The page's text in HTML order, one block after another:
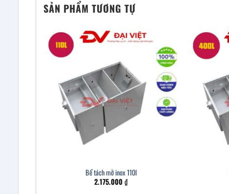
SẢN PHẨM TƯƠNG TỰ
Bể tách mỡ inox 110l
2.175.000₫